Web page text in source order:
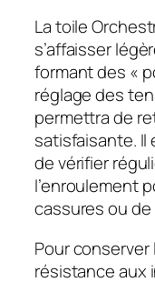
La toile
s’affaisser
formant des «
réglage des
permettra de
satisfaisante. Il
de vérifier
l’enroulement
cassures ou de
Pour
résistance aux